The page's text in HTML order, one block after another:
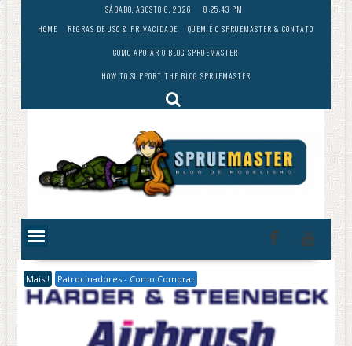
Skip
to
content
SÁBADO, AGOSTO 8, 2026
8:25:44 PM
HOME
REGRAS DE USO & PRIVACIDADE
QUEM É O SPRUEMASTER & CONTATO
COMO APOIAR O BLOG SPRUEMASTER
HOW TO SUPPORT THE BLOG SPRUEMASTER
Mais ! Patrocinadores - Como Comprar